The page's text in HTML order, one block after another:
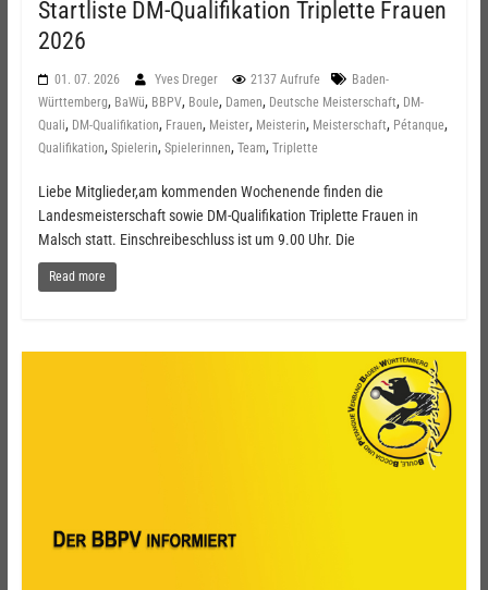
Startliste DM-Qualifikation Triplette Frauen
2026
01. 07. 2026 Yves Dreger 2137 Aufrufe
Baden-
Württemberg, BaWü, BBPV, Boule, Damen, Deutsche Meisterschaft, DM-
Quali, DM-Qualifikation, Frauen, Meister, Meisterin, Meisterschaft, Pétanque,
Qualifikation, Spielerin, Spielerinnen, Team, Triplette
Liebe Mitglieder,am kommenden Wochenende finden die
Landesmeisterschaft sowie DM-Qualifikation Triplette Frauen in
Malsch statt. Einschreibeschluss ist um 9.00 Uhr. Die
Read more